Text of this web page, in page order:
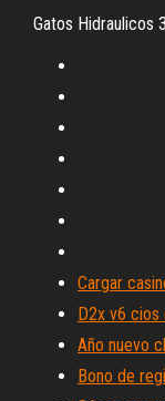
Gatos Hidraulicos
Cargar
D2x v6 cios
Año nuevo
Bono de